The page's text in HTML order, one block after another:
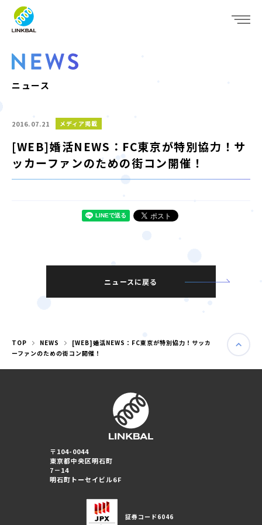
WHO WE ARE
SERVICE
IR
RECRUIT
婚活パーティー（東京）
婚活パーティー（大阪）
PRIVACY POLICY
JP
ニュース
2016.07.21 メディア掲載
[WEB]婚活NEWS：FC東京が特別協力！サ
ッカーファンのための街コン開催！
ニュースに戻る
TOP NEWS
[WEB]婚活NEWS：FC東京が特別協力！サッカ
ーファンのための街コン開催！
〒104-0044
東京都中央区明石町
7－14
明石町トーセイビル6F
証券コード6046